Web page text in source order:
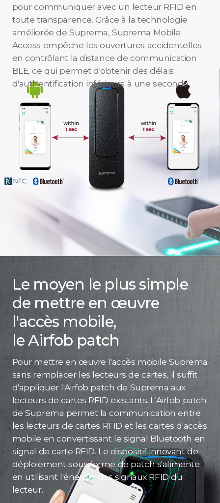
pour communiquer avec un lecteur RFID en
toute transparence. Grâce à la technologie
améliorée de Suprema, Suprema Mobile
Access empêche les ouvertures accidentelles
en contrôlant la distance de communication
BLE, ce qui permet d'obtenir des délais
d'authentification inférieurs à une seconde.
Le moyen le plus simple
de mettre en œuvre
l'accès mobile,
le Airfob patch
Pour mettre en œuvre l'accès mobile Suprema
sans remplacer les lecteurs de cartes, il suffit
d'appliquer l'Airfob patch de Suprema aux
lecteurs de cartes RFID existants. L'Airfob patch
de Suprema permet la communication entre
les lecteurs de cartes RFID et les cartes d'accès
mobile en convertissant le signal Bluetooth en
signal de carte RFID. Le dispositif innovant de
déploiement sous forme de patch s'alimente
en utilisant l'énergie des signaux RFID du
lecteur.